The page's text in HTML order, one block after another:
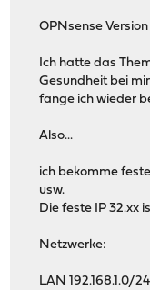
OPNsense Version
Ich hatte das
Gesundheit bei
fange ich wieder
Also...
ich bekomme
usw.
Die feste IP 32.xx
Netzwerke:
LAN 192.168.1.0/24